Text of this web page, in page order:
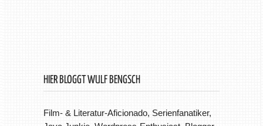
HIER BLOGGT WULF BENGSCH
Film- & Literatur-Aficionado, Serienfanatiker,